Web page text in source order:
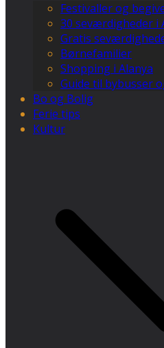
Festivaller og
30 seværdigheder i
Gratis
Børnefamilier
Shopping i Alanya
Guide til bybusser
Bo og Bolig
Ferie tips
Kultur